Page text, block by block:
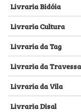
Livraria Bidóia
Livraria Cultura
Livraria da Tag
Livraria da Travessa
Livraria da Vila
Livraria Disal